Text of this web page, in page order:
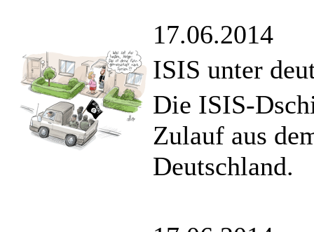
17.06.2014
ISIS unter
Die ISIS-
Zulauf aus
Deutschland.